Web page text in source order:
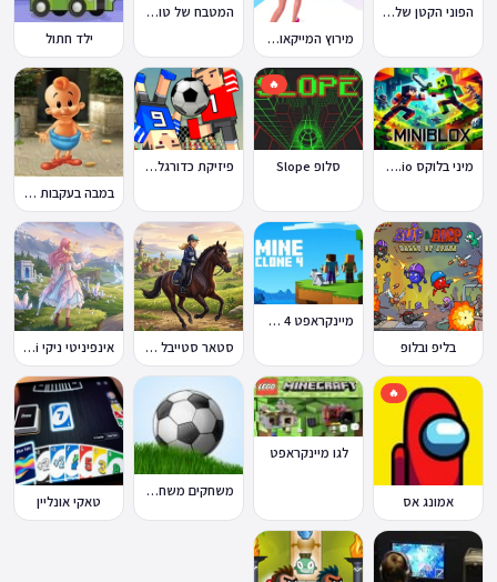
הפוני הקטן שלי: מסיבה בכפר
מירוץ המייקאובר Makeover Run
המטבח של טוקה בוקה
ילד חתול
מיני בלוקס Miniblox.io
🔥
סלופ Slope
פיזיקת כדורגל Soccer Physics
במבה בעקבות החטיף החטוף 2
בליפ ובלופ
מיינקראפט 4 קלון
סטאר סטייבל Star Stable Online
אינפיניטי ניקי Infinity Nikki
🔥
אמונג אס
לגו מיינקראפט
משחקים משחקי כדורגל במחשב וברשת
טאקי אונליין